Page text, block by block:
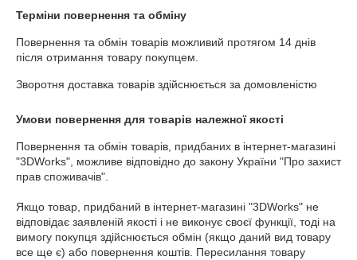
Терміни повернення та обміну
Повернення та обмін товарів можливий протягом 14 днів
після отримання товару покупцем.
Зворотня доставка товарів здійснюється за домовленістю
Умови повернення для товарів належної якості
Повернення та обмін товарів, придбаних в інтернет-магазині
"3DWorks", можливе відповідно до закону України "Про захист
прав споживачів".
Якщо товар, придбаний в інтернет-магазині "3DWorks" не
відповідає заявленій якості і не виконує своєї функції, тоді на
вимогу покупця здійснюється обмін (якщо даний вид товару
все ще є) або повернення коштів. Пересилання товару